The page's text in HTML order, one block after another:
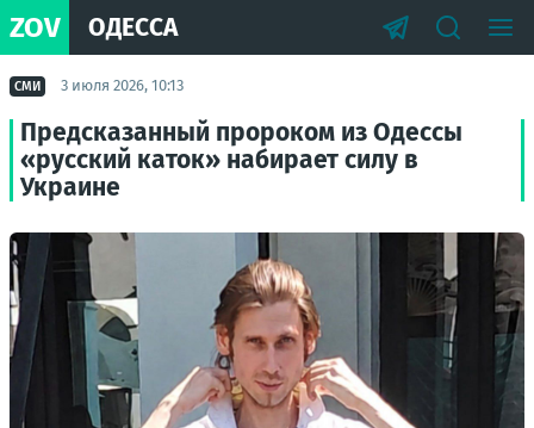
ZOV ОДЕССА
СМИ 3 июля 2026, 10:13
Предсказанный пророком из Одессы
«русский каток» набирает силу в
Украине